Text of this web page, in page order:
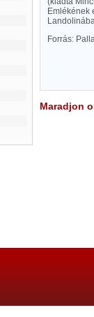
Emlékének
Forrás:
Maradjon